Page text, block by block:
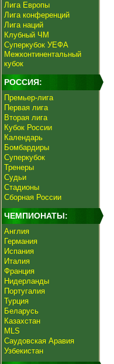
Лига Европы
Лига конференций
Лига наций
Клубный ЧМ
Суперкубок УЕФА
Межконтинентальный
кубок
РОССИЯ:
Премьер-лига
Первая лига
Вторая лига
Кубок России
Календарь
Бомбардиры
Суперкубок
Тренеры
Судьи
Стадионы
Сборная России
ЧЕМПИОНАТЫ:
Англия
Германия
Испания
Италия
Франция
Нидерланды
Португалия
Турция
Беларусь
Казахстан
MLS
Саудовская Аравия
Узбекистан